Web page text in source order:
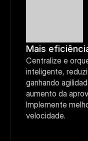
Mais
Centralize e
inteligente,
ganhando
aumento da
Implemente
velocidade.